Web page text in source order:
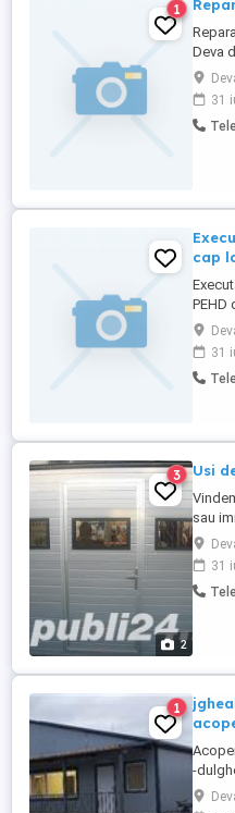
1
Deva
contra
geam
lei
31
cap
PEHD
utilaje
-Ne
31
2
3 Usi
sau
usi si
post
din
31
1
-
țiglă